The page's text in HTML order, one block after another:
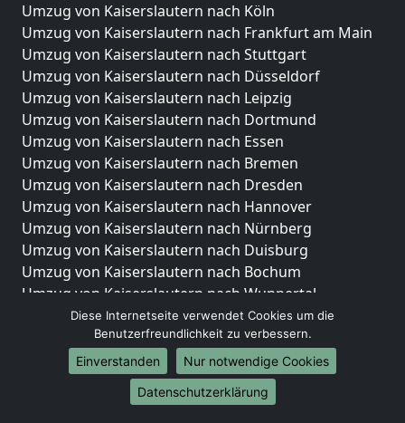
Umzug von Kaiserslautern nach Köln
Umzug von Kaiserslautern nach Frankfurt am Main
Umzug von Kaiserslautern nach Stuttgart
Umzug von Kaiserslautern nach Düsseldorf
Umzug von Kaiserslautern nach Leipzig
Umzug von Kaiserslautern nach Dortmund
Umzug von Kaiserslautern nach Essen
Umzug von Kaiserslautern nach Bremen
Umzug von Kaiserslautern nach Dresden
Umzug von Kaiserslautern nach Hannover
Umzug von Kaiserslautern nach Nürnberg
Umzug von Kaiserslautern nach Duisburg
Umzug von Kaiserslautern nach Bochum
Umzug von Kaiserslautern nach Wuppertal
Umzug von Kaiserslautern nach Bielefeld
Umzug von Kaiserslautern nach Bonn
Umzug von Kaiserslautern nach Münster
Internationale-Umzüge
Diese Internetseite verwendet Cookies um die
Benutzerfreundlichkeit zu verbessern.
Einverstanden
Nur notwendige Cookies
Datenschutzerklärung